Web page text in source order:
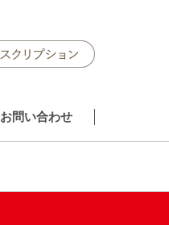
お問い合わせ